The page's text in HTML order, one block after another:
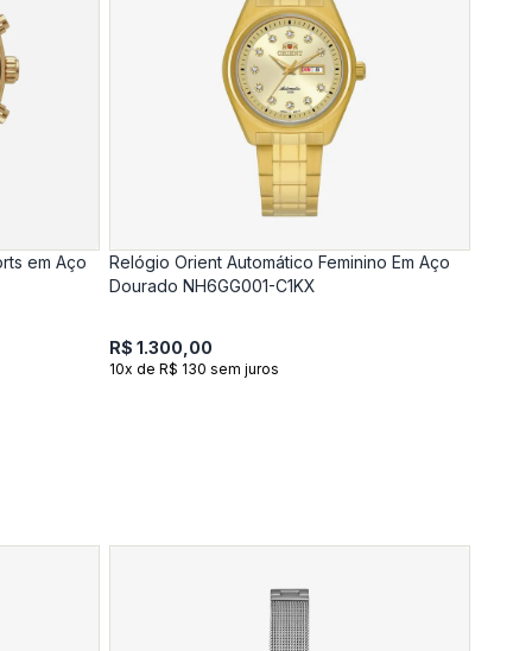
em Aço
Relógio Orient Automático Feminino Em Aço
Dourado NH6GG001-C1KX
R$ 1.300,00
10x de R$ 130 sem juros